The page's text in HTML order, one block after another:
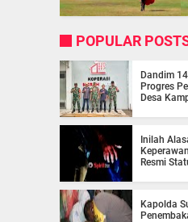
POPULAR
Dandim
Progres
Desa
Inilah
Resmi
Kapolda